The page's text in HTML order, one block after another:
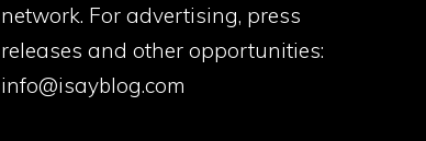
network. For advertising, press
releases and other opportunities:
info@isayblog.com